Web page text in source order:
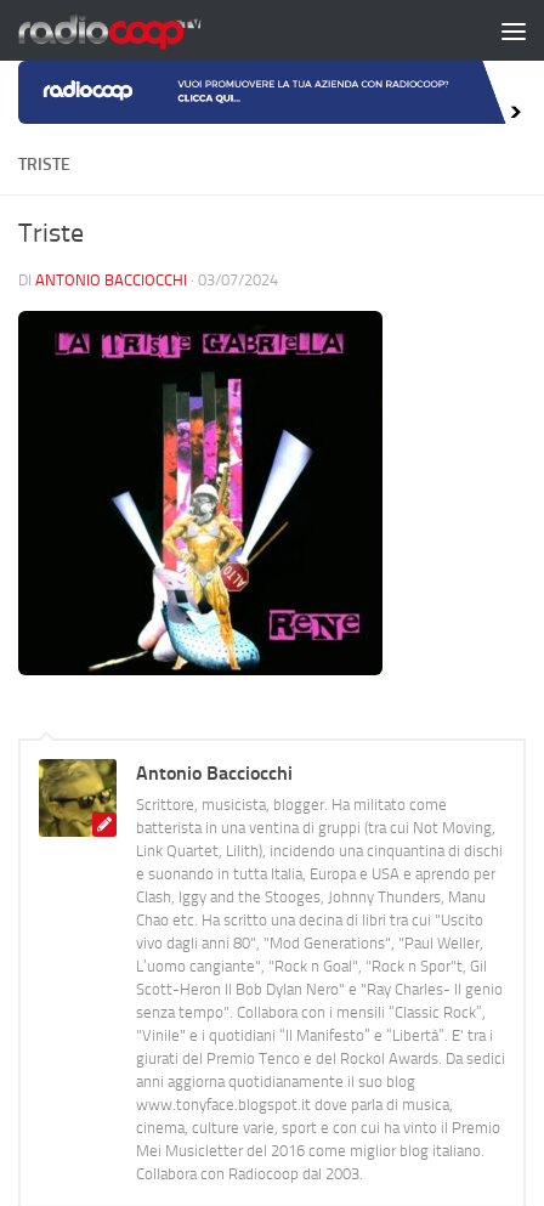
Salta al contenuto
TRISTE
Triste
DI ANTONIO BACCIOCCHI · 03/07/2024
Antonio Bacciocchi
Scrittore, musicista, blogger. Ha militato come
batterista in una ventina di gruppi (tra cui Not Moving,
Link Quartet, Lilith), incidendo una cinquantina di dischi
e suonando in tutta Italia, Europa e USA e aprendo per
Clash, Iggy and the Stooges, Johnny Thunders, Manu
Chao etc. Ha scritto una decina di libri tra cui "Uscito
vivo dagli anni 80", "Mod Generations", "Paul Weller,
L’uomo cangiante", "Rock n Goal", "Rock n Spor"t, Gil
Scott-Heron Il Bob Dylan Nero" e "Ray Charles- Il genio
senza tempo". Collabora con i mensili “Classic Rock”,
"Vinile" e i quotidiani “Il Manifesto” e “Libertà”. E' tra i
giurati del Premio Tenco e del Rockol Awards. Da sedici
anni aggiorna quotidianamente il suo blog
www.tonyface.blogspot.it dove parla di musica,
cinema, culture varie, sport e con cui ha vinto il Premio
Mei Musicletter del 2016 come miglior blog italiano.
Collabora con Radiocoop dal 2003.